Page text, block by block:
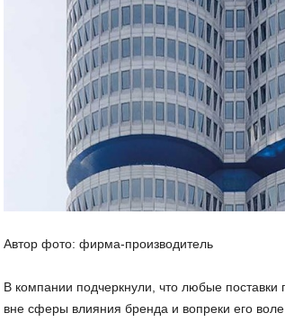
Автор фото: фирма-производитель
В компании подчеркнули, что любые
вне сферы влияния бренда и вопреки его